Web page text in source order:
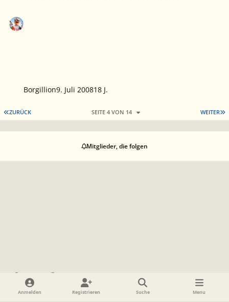
Borgillion9. Juli 200818 J.
ERSTE SEITE
ZURÜCK WEITER
SEITE 4 VON 14
Mitglieder, die folgen
Heller ModusDunkler Modus
Systemeinstellung
Sprache Datenschutzerklärung Cookies RSS
Anmelden Registrieren Suche Menu